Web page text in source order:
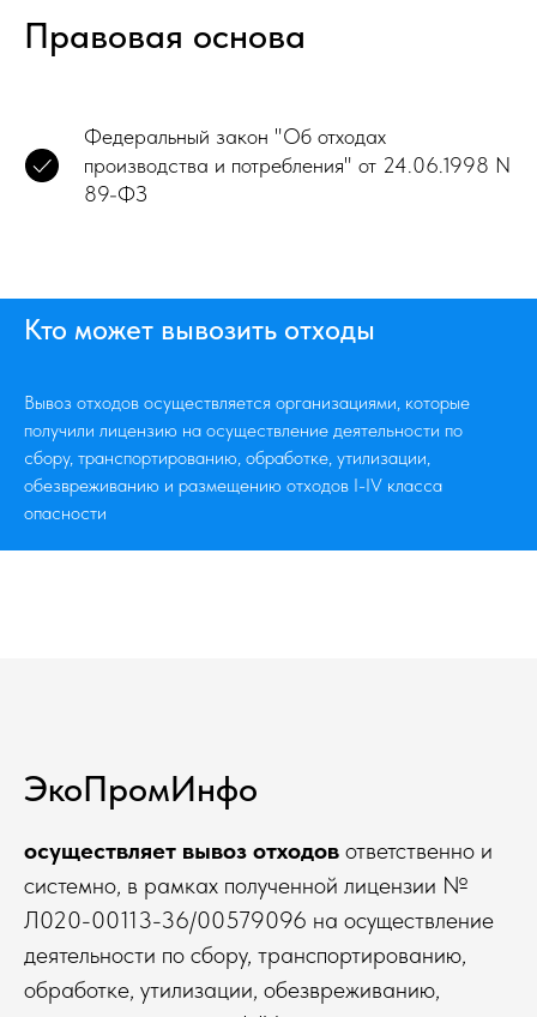
Правовая основа
Федеральный закон "Об отходах
производства и потребления" от 24.06.1998 N
89-ФЗ
Кто может вывозить отходы
Вывоз отходов осуществляется организациями, которые
получили лицензию на осуществление деятельности по
сбору, транспортированию, обработке, утилизации,
обезвреживанию и размещению отходов I-IV класса
опасности
ЭкоПромИнфо
осуществляет вывоз отходов ответственно и
системно, в рамках полученной лицензии №
Л020-00113-36/00579096 на осуществление
деятельности по сбору, транспортированию,
обработке, утилизации, обезвреживанию,